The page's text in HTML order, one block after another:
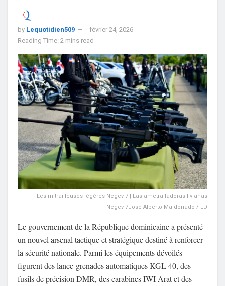
by Lequotidien509
février 24, 2026
Reading Time: 2 mins read
Les mitrailleuses légères Negev-7 | Las ametralladoras livianas
Negev-7José Alberto Maldonado / LD
Le gouvernement de laRépublique dominicainea présenté
un nouvel arsenal tactique et stratégique destiné à renforcer
la sécurité nationale. Parmi les équipements dévoilés
figurent des lance-grenades automatiques KGL 40, des
fusils de précision DMR, des carabines IWI Arat et des